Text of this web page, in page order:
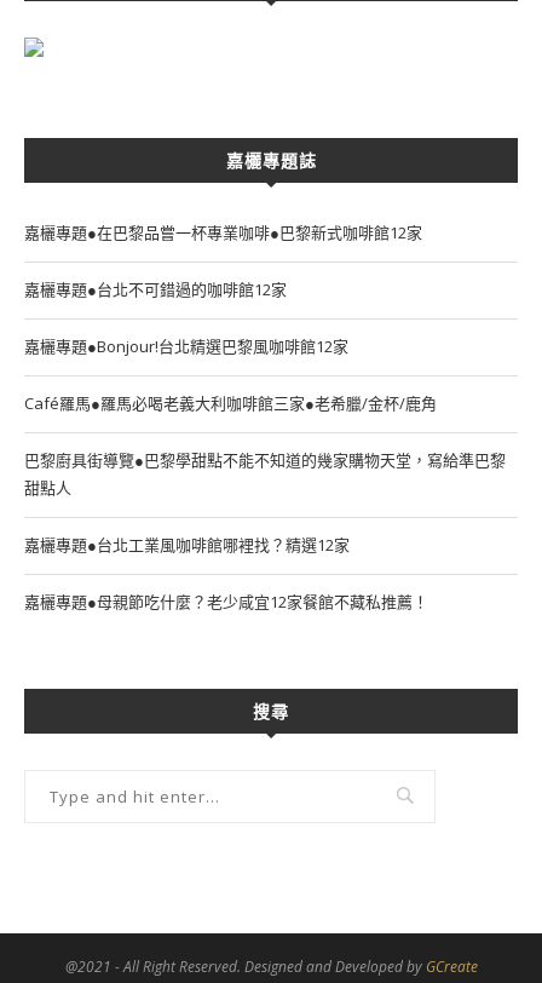
嘉欐專題誌
嘉欐專題●在巴黎品嘗一杯專業咖啡●巴黎新式咖啡館12家
嘉欐專題●台北不可錯過的咖啡館12家
嘉欐專題●Bonjour!台北精選巴黎風咖啡館12家
Café羅馬●羅馬必喝老義大利咖啡館三家●老希臘/金杯/鹿角
巴黎廚具街導覽●巴黎學甜點不能不知道的幾家購物天堂，寫給準巴黎
甜點人
嘉欐專題●台北工業風咖啡館哪裡找？精選12家
嘉欐專題●母親節吃什麼？老少咸宜12家餐館不藏私推薦！
搜尋
@2021 - All Right Reserved. Designed and Developed by GCreate